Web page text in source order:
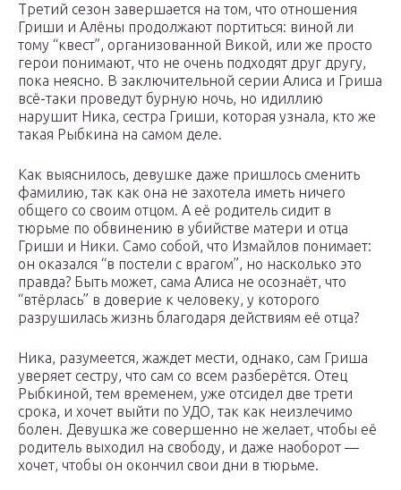
Третий сезон завершается на том, что отношения
Гриши и Алёны продолжают портиться: виной ли
тому “квест”, организованной Викой, или же просто
герои понимают, что не очень подходят друг другу,
пока неясно. В заключительной серии Алиса и Гриша
всё-таки проведут бурную ночь, но идиллию
нарушит Ника, сестра Гриши, которая узнала, кто же
такая Рыбкина на самом деле.
Как выяснилось, девушке даже пришлось сменить
фамилию, так как она не захотела иметь ничего
общего со своим отцом. А её родитель сидит в
тюрьме по обвинению в убийстве матери и отца
Гриши и Ники. Само собой, что Измайлов понимает:
он оказался “в постели с врагом”, но насколько это
правда? Быть может, сама Алиса не осознаёт, что
“втёрлась” в доверие к человеку, у которого
разрушилась жизнь благодаря действиям её отца?
Ника, разумеется, жаждет мести, однако, сам Гриша
уверяет сестру, что сам со всем разберётся. Отец
Рыбкиной, тем временем, уже отсидел две трети
срока, и хочет выйти по УДО, так как неизлечимо
болен. Девушка же совершенно не желает, чтобы её
родитель выходил на свободу, и даже наоборот —
хочет, чтобы он окончил свои дни в тюрьме.